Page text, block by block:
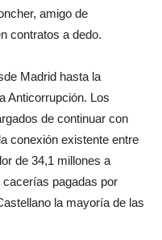
amigo de
contratos a dedo.
Madrid hasta la
Anticorrupción. Los
de continuar con
conexión existente entre
de 34,1 millones a
pagadas por
la mayoría de las